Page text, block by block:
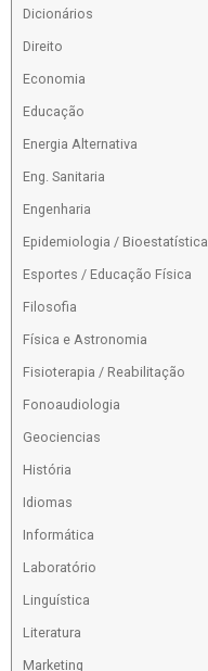
Dicionários
Direito
Economia
Educação
Energia Alternativa
Eng. Sanitaria
Engenharia
Epidemiologia / Bioestatística
Esportes / Educação Física
Filosofia
Física e Astronomia
Fisioterapia / Reabilitação
Fonoaudiologia
Geociencias
História
Idiomas
Informática
Laboratório
Linguística
Literatura
Marketing